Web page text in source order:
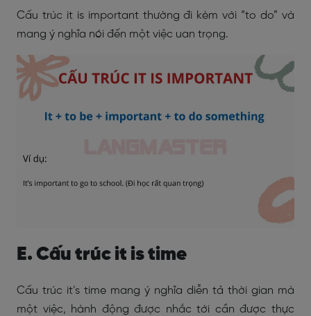
Cấu trúc it is important thường đi kèm với “to do” và
mang ý nghĩa nói đến một việc uan trọng.
E. Cấu trúc it is time
Cấu trúc it’s time mang ý nghĩa diễn tả thời gian mà
một việc, hành động được nhắc tới cần được thực